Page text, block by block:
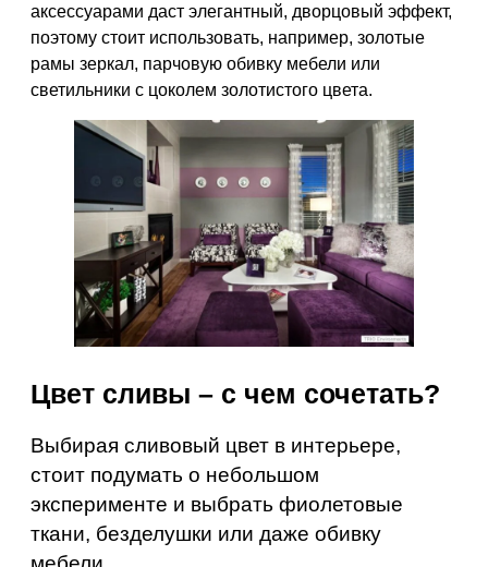
аксессуарами даст элегантный, дворцовый эффект,
поэтому стоит использовать, например, золотые
рамы зеркал, парчовую обивку мебели или
светильники с цоколем золотистого цвета.
Цвет сливы – с чем сочетать?
Выбирая сливовый цвет в интерьере,
стоит подумать о небольшом
эксперименте и выбрать фиолетовые
ткани, безделушки или даже обивку